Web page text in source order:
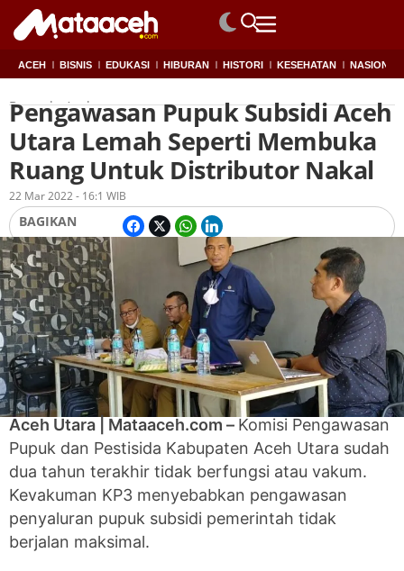
ACEH BISNIS EDUKASI HIBURAN HISTORI KESEHATAN NASIONAL
Beranda Aceh
Pengawasan Pupuk Subsidi Aceh
Utara Lemah Seperti Membuka
Ruang Untuk Distributor Nakal
OlehRedaksi
22 Mar 2022 - 16:1 WIB
BAGIKAN
Aceh Utara | Mataaceh.com – Komisi Pengawasan
Pupuk dan Pestisida Kabupaten Aceh Utara sudah
dua tahun terakhir tidak berfungsi atau vakum.
Kevakuman KP3 menyebabkan pengawasan
penyaluran pupuk subsidi pemerintah tidak
berjalan maksimal.